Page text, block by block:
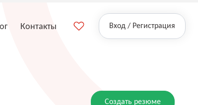
Контакты Вход / Регистрация
Создать резюме